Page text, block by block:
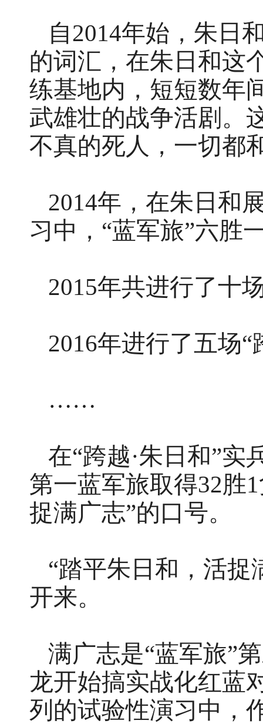
自2014年始，朱日
的词汇，在朱日和这
练基地内，短短数年
武雄壮的战争活剧。
不真的死人，一切都
2014年，在朱日和
习中，“蓝军旅”六胜
2015年共进行了十
2016年进行了五场
……
在“跨越·朱日和”
第一蓝军旅取得32胜
捉满广志”的口号。
“踏平朱日和，活捉
开来。
满广志是“蓝军旅”
龙开始搞实战化红蓝
列的试验性演习中，